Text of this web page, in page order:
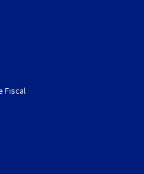
Fiscal